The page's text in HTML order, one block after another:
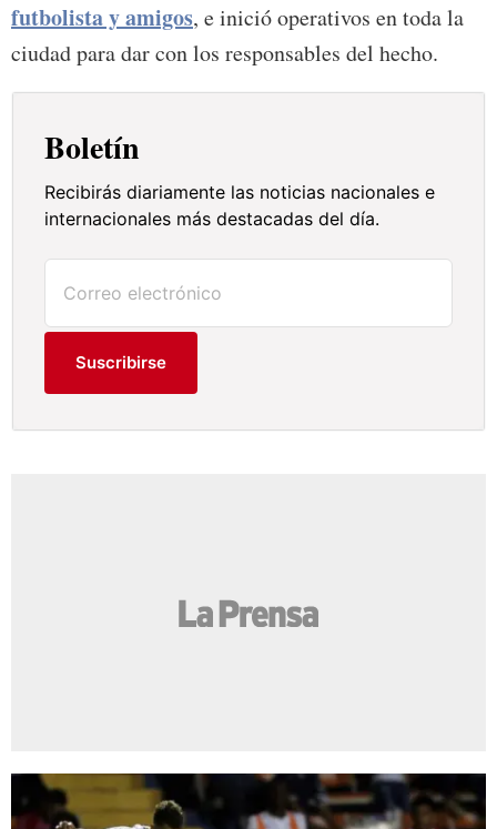
futbolista y amigos, e inició operativos en toda la
ciudad para dar con los responsables del hecho.
Boletín
Recibirás diariamente las noticias nacionales e
internacionales más destacadas del día.
Suscribirse